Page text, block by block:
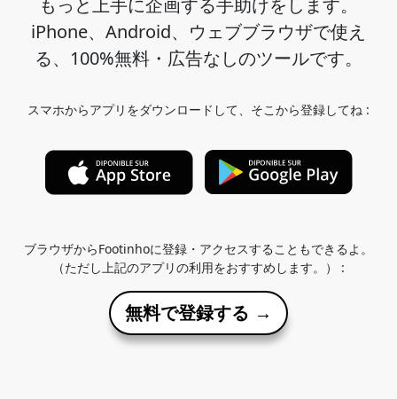
もっと上手に企画する手助けをします。
iPhone、Android、ウェブブラウザで使え
る、100%無料・広告なしのツールです。
スマホからアプリをダウンロードして、そこから登録してね :
ブラウザからFootinhoに登録・アクセスすることもできるよ。
（ただし上記のアプリの利用をおすすめします。） :
無料で登録する →